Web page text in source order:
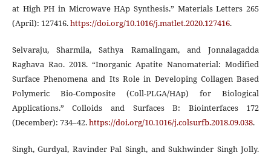
at High PH in Microwave HAp Synthesis.” Materials Letters 265
(April): 127416.https://doi.org/10.1016/j.matlet.2020.127416.
Selvaraju, Sharmila, Sathya Ramalingam, and Jonnalagadda
Raghava Rao. 2018. “Inorganic Apatite Nanomaterial: Modified
Surface Phenomena and Its Role in Developing Collagen Based
Polymeric Bio-Composite (Coll-PLGA/HAp) for Biological
Applications.” Colloids and Surfaces B: Biointerfaces 172
(December): 734–42.https://doi.org/10.1016/j.colsurfb.2018.09.038.
Singh, Gurdyal, Ravinder Pal Singh, and Sukhwinder Singh Jolly.